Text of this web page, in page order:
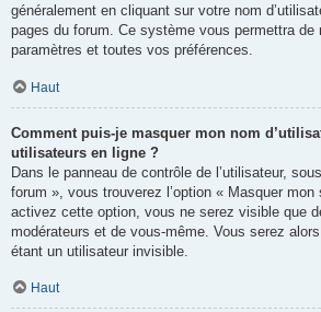
généralement en cliquant sur votre nom
pages du forum. Ce système vous permettra de
paramètres et toutes vos préférences.
Haut
Comment puis-je masquer mon nom
utilisateurs en ligne ?
Dans le panneau de contrôle de l’utilisateur,
forum », vous trouverez l’option « Masquer
activez cette option, vous ne serez visible que
modérateurs et de vous-même. Vous serez
étant un utilisateur invisible.
Haut